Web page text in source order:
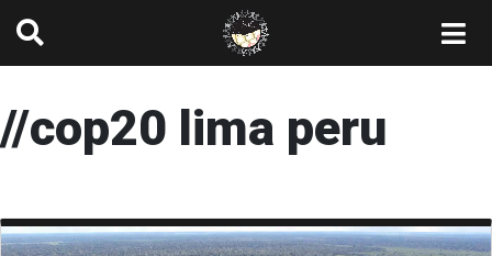
//cop20 lima peru